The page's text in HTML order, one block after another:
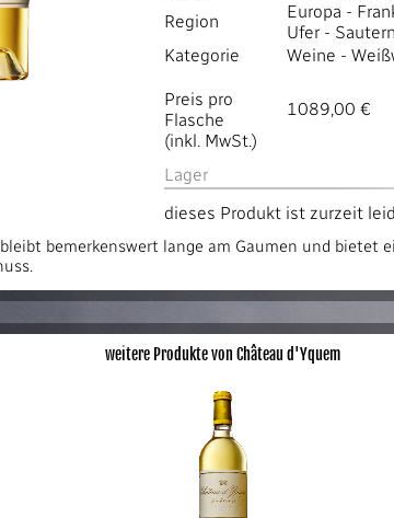
Region
Europa -
Ufer -
Kategorie
Weine -
Preis pro
Flasche
(inkl. MwSt.)
1089,00 €
Lager
dieses Produkt ist zurzeit
bemerkenswert lange am Gaumen und bietet
weitere Produkte von Château d'Yquem